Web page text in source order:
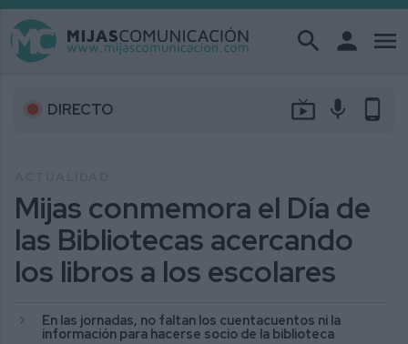
search person menu
DIRECTO live_tv mic phone_android
Mijas conmemora el Día de
las Bibliotecas acercando
los libros a los escolares
En las jornadas, no faltan los cuentacuentos ni la
información para hacerse socio de la biblioteca